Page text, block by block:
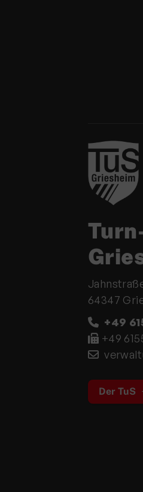
64347
+49
+49
Der TuS